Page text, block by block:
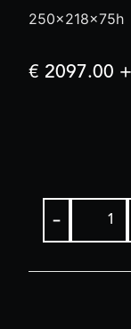
250x218x75h
€ 2097.00
-